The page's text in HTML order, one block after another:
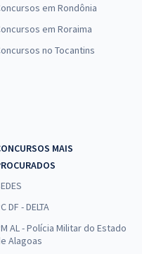
em Rondônia
em Roraima
no Tocantins
MAIS
DF - DELTA
AL - Polícia Militar do Estado
Alagoas